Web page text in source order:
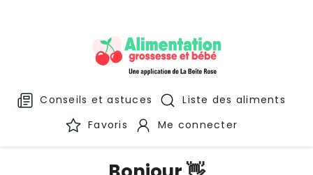
Conseils et astuces
Liste des aliments
Favoris
Me connecter